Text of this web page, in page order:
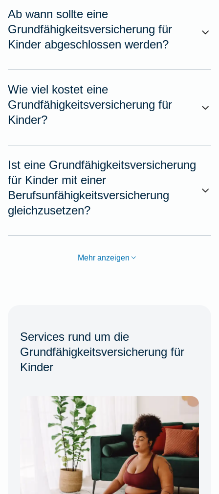
Ab wann sollte eine
Grundfähigkeitsversicherung für
Kinder abgeschlossen werden?
Wie viel kostet eine
Grundfähigkeitsversicherung für
Kinder?
Ist eine Grundfähigkeitsversicherung
für Kinder mit einer
Berufsunfähigkeitsversicherung
gleichzusetzen?
Mehr anzeigen
Services rund um die
Grundfähigkeitsversicherung für
Kinder